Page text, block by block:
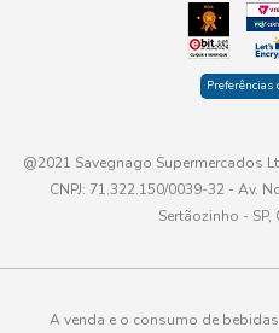
Preferências
@2021 Savegnago Supermercados
CNPJ: 71.322.150/0039-32 - Av.
Sertãozinho - SP,
A venda e o consumo de